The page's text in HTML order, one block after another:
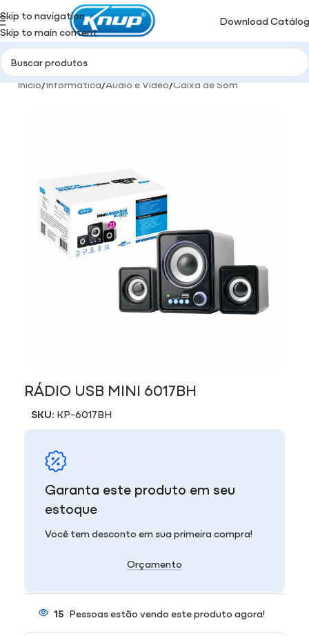
Skip to navigation
Skip to main content
Download
Início/Informática/Audio e Video/Caixa de Som
RÁDIO USB MINI 6017BH
SKU: KP-6017BH
Garanta este produto em seu
estoque
Você tem desconto em sua primeira compra!
Orçamento
15 Pessoas estão vendo este produto agora!